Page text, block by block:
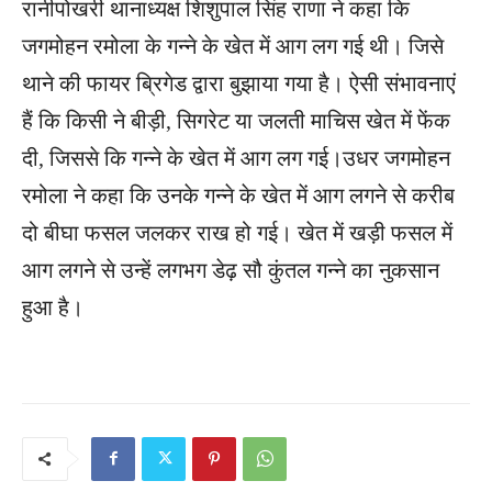
रानीपोखरी थानाध्यक्ष शिशुपाल सिंह राणा ने कहा कि
जगमोहन रमोला के गन्ने के खेत में आग लग गई थी। जिसे
थाने की फायर ब्रिगेड द्वारा बुझाया गया है। ऐसी संभावनाएं
हैं कि किसी ने बीड़ी, सिगरेट या जलती माचिस खेत में फेंक
दी, जिससे कि गन्ने के खेत में आग लग गई।उधर जगमोहन
रमोला ने कहा कि उनके गन्ने के खेत में आग लगने से करीब
दो बीघा फसल जलकर राख हो गई। खेत में खड़ी फसल में
आग लगने से उन्हें लगभग डेढ़ सौ कुंतल गन्ने का नुकसान
हुआ है।